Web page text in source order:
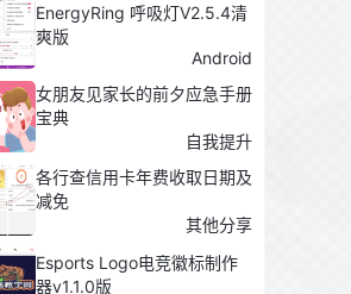
EnergyRing 呼吸灯V2.5.4清
爽版
Android
女朋友见家长的前夕应急手册
宝典
自我提升
各行查信用卡年费收取日期及
减免
其他分享
Esports Logo电竞徽标制作
器v1.1.0版